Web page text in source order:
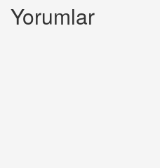
Yorumlar